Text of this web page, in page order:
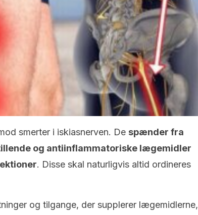
smerter i iskiasnerven. De spænder fra
og antiinflammatoriske lægemidler
. Disse skal naturligvis altid ordineres
og tilgange, der supplerer lægemidlerne,